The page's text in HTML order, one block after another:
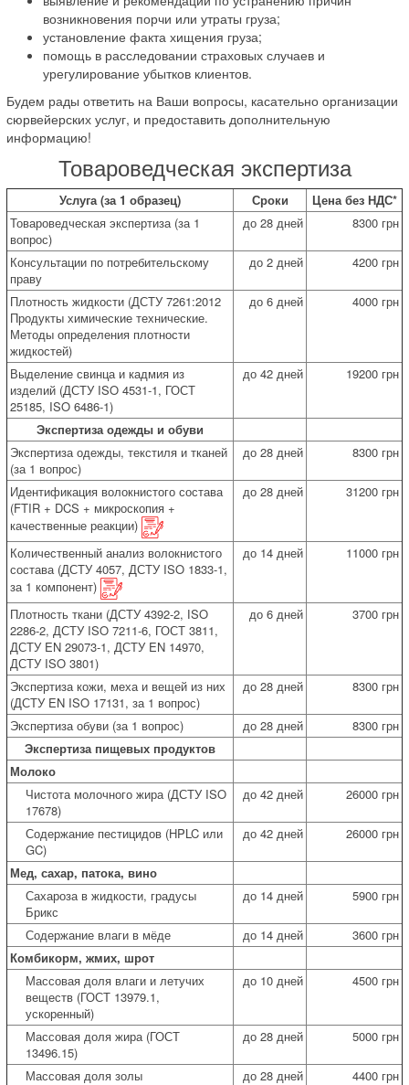
возникновения порчи или утраты груза;
установление факта хищения груза;
помощь в расследовании страховых случаев и
урегулирование убытков клиентов.
Будем рады ответить на Ваши вопросы, касательно организации
сюрвейерских услуг, и предоставить дополнительную
информацию!
Товароведческая экспертиза
Услуга (за 1 образец) Сроки
Цена без НДС*
Товароведческая экспертиза (за 1
вопрос)
до 28 дней 8300 грн
Консультации по потребительскому
праву
до 2 дней 4200 грн
Плотность жидкости (ДСТУ 7261:2012
Продукты химические технические.
Методы определения плотности
жидкостей)
до 6 дней 4000 грн
Выделение свинца и кадмия из
изделий (ДСТУ ISO 4531-1, ГОСТ
25185, ISO 6486-1)
до 42 дней 19200 грн
Экспертиза одежды и обуви
Экспертиза одежды, текстиля и тканей
(за 1 вопрос)
до 28 дней 8300 грн
Идентификация волокнистого состава
(FTIR + DCS + микроскопия +
качественные реакции)
до 28 дней 31200 грн
Количественный анализ волокнистого
состава (ДСТУ 4057, ДСТУ ISO 1833-1,
за 1 компонент)
до 14 дней 11000 грн
Плотность ткани (ДСТУ 4392-2, ІSO
2286-2, ДСТУ ISO 7211-6, ГОСТ 3811,
ДСТУ EN 29073-1, ДСТУ EN 14970,
ДСТУ ISO 3801)
до 6 дней 3700 грн
Экспертиза кожи, меха и вещей из них
(ДСТУ EN ISO 17131, за 1 вопрос)
до 28 дней 8300 грн
Экспертиза обуви (за 1 вопрос) до 28 дней
8300 грн
Экспертиза пищевых продуктов
Молоко
Чистота молочного жира (ДСТУ ISO
17678)
до 42 дней 26000 грн
Содержание пестицидов (HPLC или
GC)
до 42 дней 26000 грн
Мед, сахар, патока, вино
Сахароза в жидкости, градусы
Брикс
до 14 дней 5900 грн
Содержание влаги в мёде до 14 дней
3600 грн
Комбикорм, жмих, шрот
Массовая доля влаги и летучих
веществ (ГОСТ 13979.1,
ускоренный)
до 10 дней 4500 грн
Массовая доля жира (ГОСТ
13496.15)
до 28 дней 5000 грн
Массовая доля золы до 28 дней
4400 грн